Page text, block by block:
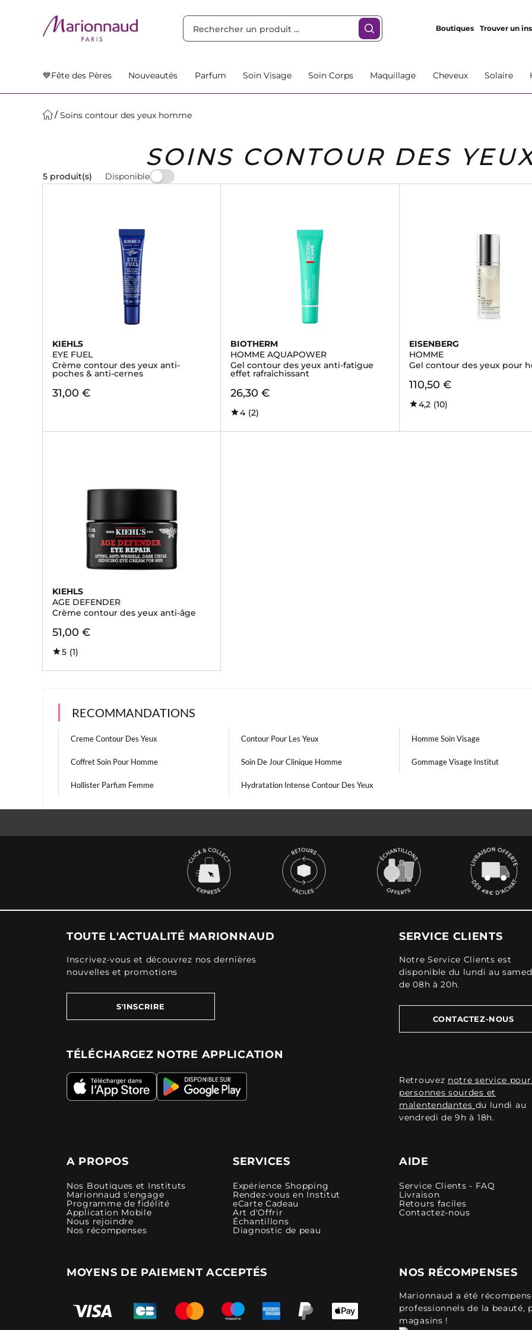
Boutiques Trouver un
💙Fête des Pères Nouveautés Parfum Soin Visage Soin Corps Maquillage Cheveux Solaire
Soins contour des yeux homme
SOINS CONTOUR DES
5 produit(s) Disponible
KIEHLS
EYE FUEL
Crème contour des yeux anti-
poches & anti-cernes
31,00 €
BIOTHERM
HOMME AQUAPOWER
Gel contour des yeux anti-fatigue
effet rafraîchissant
26,30 €
4 (2)
EISENBERG
HOMME
Gel contour des yeux pour
110,50 €
4,2 (10)
KIEHLS
AGE DEFENDER
Crème contour des yeux anti-âge
51,00 €
5 (1)
RECOMMANDATIONS
Creme Contour Des Yeux Contour Pour Les Yeux Homme Soin Visage
Coffret Soin Pour Homme Soin De Jour Clinique Homme Gommage Visage Institut
Hollister Parfum Femme Hydratation Intense Contour Des Yeux
TOUTE L'ACTUALITÉ MARIONNAUD
Inscrivez-vous et découvrez nos dernières
nouvelles et promotions
S'INSCRIRE
TÉLÉCHARGEZ NOTRE APPLICATION
SERVICE CLIENTS
Notre Service Clients est
disponible du lundi au
de 08h à 20h.
CONTACTEZ-NOUS
Retrouvez notre service
personnes sourdes et
malentendantes du lundi au
vendredi de 9h à 18h.
A PROPOS
Nos Boutiques et Instituts
Marionnaud s'engage
Programme de fidélité
Application Mobile
Nous rejoindre
Nos récompenses
SERVICES
Expérience Shopping
Rendez-vous en Institut
eCarte Cadeau
Art d'Offrir
Échantillons
Diagnostic de peau
AIDE
Service Clients - FAQ
Livraison
Retours faciles
Contactez-nous
MOYENS DE PAIEMENT ACCEPTÉS NOS RÉCOMPENSES
Marionnaud a été
professionnels de la beauté,
magasins !